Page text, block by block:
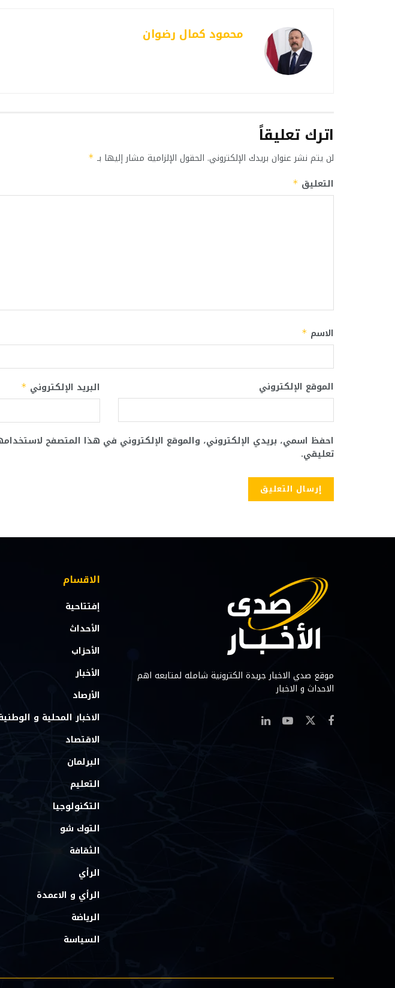
محمود كمال رضوان
اترك تعليقاً
لن يتم نشر عنوان بريدك الإلكتروني. الحقول الإلزامية مشار إليها بـ *
التعليق *
الاسم *
البريد الإلكتروني * الموقع الإلكتروني
احفظ اسمي، بريدي الإلكتروني، والموقع الإلكتروني في هذا المتصفح
تعليقي.
موقع صدي الاخبار جريدة الكترونية شامله لمتابعه اهم
الاحداث و الاخبار
الاقسام
إفتتاحية
الأحداث
الأحزاب
الأخبار
الأرصاد
الاخبار المحلية و
الاقتصاد
البرلمان
التعليم
التكنولوجيا
التوك شو
الثقافة
الرأي
الرأي و الاعمدة
الرياضة
السياسة